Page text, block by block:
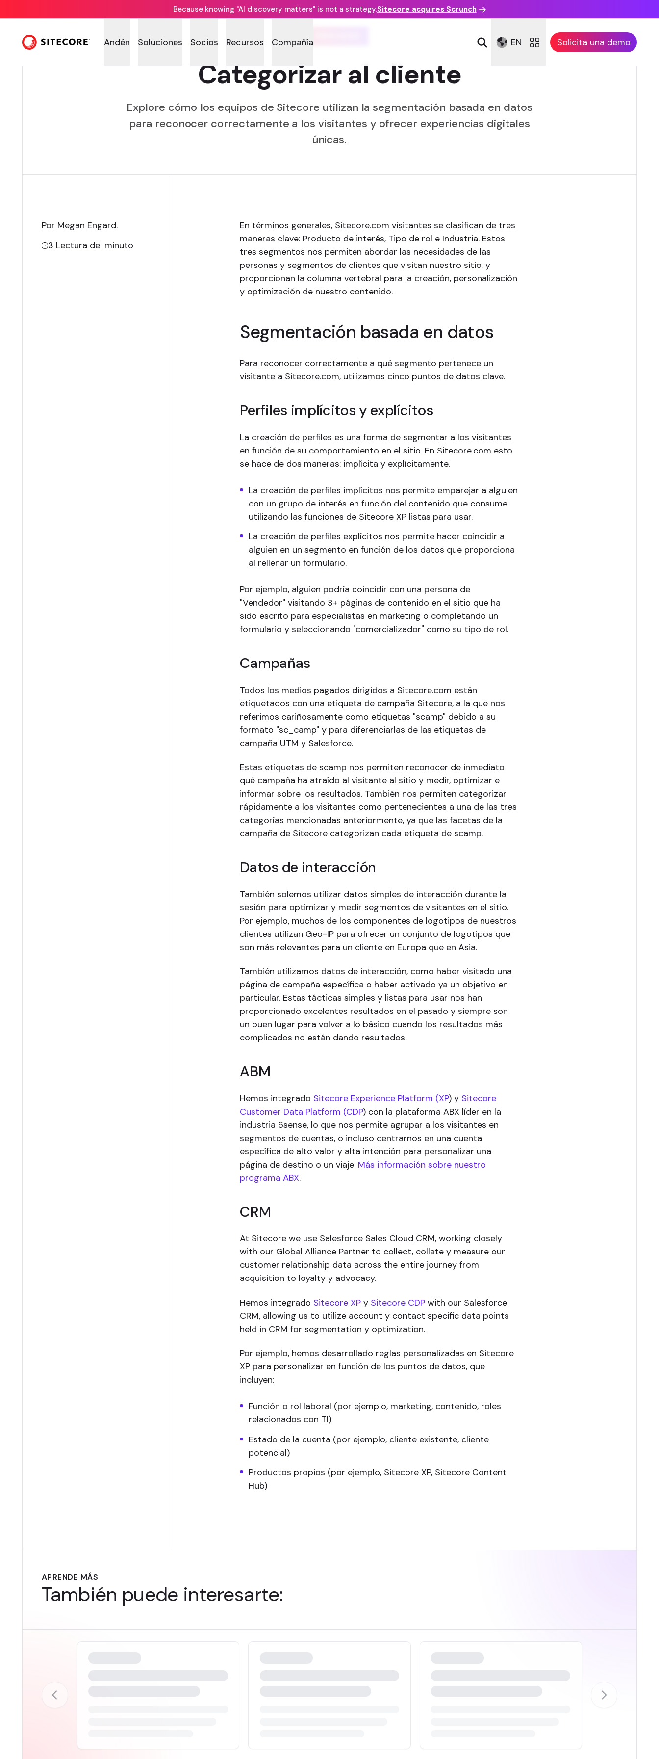
Because knowing "AI discovery matters" is not a strategy.Sitecore acquires Scrunch
Andén Soluciones Socios Recursos Compañía EN Solicita una demo
Categorizar al cliente
Explore cómo los equipos de Sitecore utilizan la segmentación basada en datos
para reconocer correctamente a los visitantes y ofrecer experiencias digitales
únicas.
Por Megan Engard.
3 Lectura del minuto
En términos generales, Sitecore.com visitantes se clasifican de tres
maneras clave: Producto de interés, Tipo de rol e Industria. Estos
tres segmentos nos permiten abordar las necesidades de las
personas y segmentos de clientes que visitan nuestro sitio, y
proporcionan la columna vertebral para la creación, personalización
y optimización de nuestro contenido.
Segmentación basada en datos
Para reconocer correctamente a qué segmento pertenece un
visitante a Sitecore.com, utilizamos cinco puntos de datos clave.
Perfiles implícitos y explícitos
La creación de perfiles es una forma de segmentar a los visitantes
en función de su comportamiento en el sitio. En Sitecore.com esto
se hace de dos maneras: implícita y explícitamente.
La creación de perfiles implícitos nos permite emparejar a alguien
con un grupo de interés en función del contenido que consume
utilizando las funciones de Sitecore XP listas para usar.
La creación de perfiles explícitos nos permite hacer coincidir a
alguien en un segmento en función de los datos que proporciona
al rellenar un formulario.
Por ejemplo, alguien podría coincidir con una persona de
"Vendedor" visitando 3+ páginas de contenido en el sitio que ha
sido escrito para especialistas en marketing o completando un
formulario y seleccionando "comercializador" como su tipo de rol.
Campañas
Todos los medios pagados dirigidos a Sitecore.com están
etiquetados con una etiqueta de campaña Sitecore, a la que nos
referimos cariñosamente como etiquetas "scamp" debido a su
formato "sc_camp" y para diferenciarlas de las etiquetas de
campaña UTM y Salesforce.
Estas etiquetas de scamp nos permiten reconocer de inmediato
qué campaña ha atraído al visitante al sitio y medir, optimizar e
informar sobre los resultados. También nos permiten categorizar
rápidamente a los visitantes como pertenecientes a una de las tres
categorías mencionadas anteriormente, ya que las facetas de la
campaña de Sitecore categorizan cada etiqueta de scamp.
Datos de interacción
También solemos utilizar datos simples de interacción durante la
sesión para optimizar y medir segmentos de visitantes en el sitio.
Por ejemplo, muchos de los componentes de logotipos de nuestros
clientes utilizan Geo-IP para ofrecer un conjunto de logotipos que
son más relevantes para un cliente en Europa que en Asia.
También utilizamos datos de interacción, como haber visitado una
página de campaña específica o haber activado ya un objetivo en
particular. Estas tácticas simples y listas para usar nos han
proporcionado excelentes resultados en el pasado y siempre son
un buen lugar para volver a lo básico cuando los resultados más
complicados no están dando resultados.
ABM
Hemos integrado Sitecore Experience Platform (XP) y Sitecore
Customer Data Platform (CDP) con la plataforma ABX líder en la
industria 6sense, lo que nos permite agrupar a los visitantes en
segmentos de cuentas, o incluso centrarnos en una cuenta
específica de alto valor y alta intención para personalizar una
página de destino o un viaje. Más información sobre nuestro
programa ABX.
CRM
At Sitecore we use Salesforce Sales Cloud CRM, working closely
with our Global Alliance Partner to collect, collate y measure our
customer relationship data across the entire journey from
acquisition to loyalty y advocacy.
Hemos integrado Sitecore XP y Sitecore CDP with our Salesforce
CRM, allowing us to utilize account y contact specific data points
held in CRM for segmentation y optimization.
Por ejemplo, hemos desarrollado reglas personalizadas en Sitecore
XP para personalizar en función de los puntos de datos, que
incluyen:
Función o rol laboral (por ejemplo, marketing, contenido, roles
relacionados con TI)
Estado de la cuenta (por ejemplo, cliente existente, cliente
potencial)
Productos propios (por ejemplo, Sitecore XP, Sitecore Content
Hub)
APRENDE MÁS
También puede interesarte: